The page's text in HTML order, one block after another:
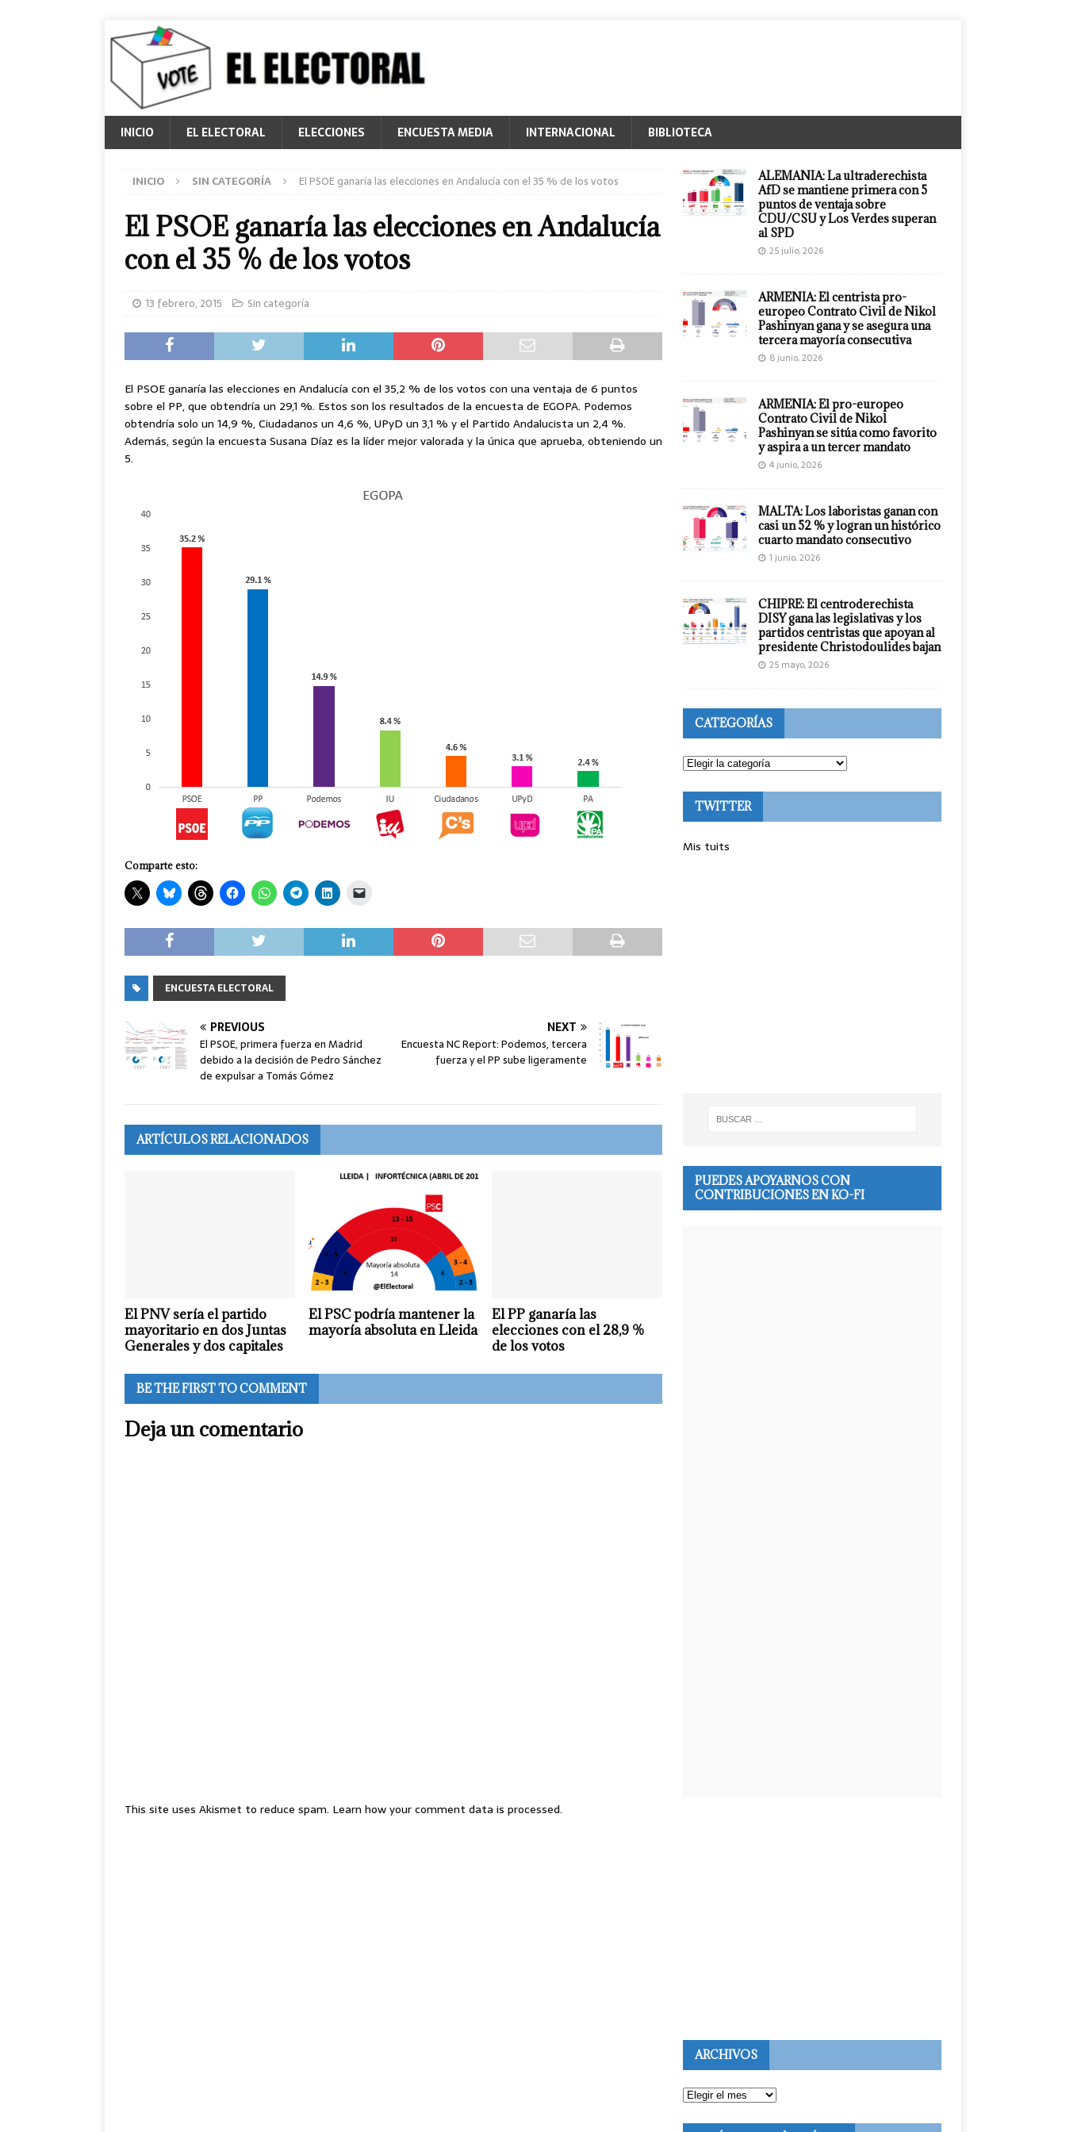
INICIO EL ELECTORAL ELECCIONES ENCUESTA MEDIA INTERNACIONAL BIBLIOTECA
INICIO SIN CATEGORÍA El PSOE ganaría las elecciones en Andalucía con el 35 % de los votos
El PSOE ganaría las elecciones en Andalucía
con el 35 % de los votos
13 febrero, 2015 Sin categoría
El PSOE ganaría las elecciones en Andalucía con el 35,2 % de los votos con una ventaja de 6 puntos
sobre el PP, que obtendría un 29,1 %. Estos son los resultados de la encuesta de EGOPA. Podemos
obtendría solo un 14,9 %, Ciudadanos un 4,6 %, UPyD un 3,1 % y el Partido Andalucista un 2,4 %.
Además, según la encuesta Susana Díaz es la líder mejor valorada y la única que aprueba, obteniendo un
5.
Comparte esto:
ENCUESTA ELECTORAL
PREVIOUS
El PSOE, primera fuerza en Madrid
debido a la decisión de Pedro Sánchez
de expulsar a Tomás Gómez
NEXT
Encuesta NC Report: Podemos, tercera
fuerza y el PP sube ligeramente
ARTÍCULOS RELACIONADOS
El PNV sería el partido
mayoritario en dos Juntas
Generales y dos capitales
El PSC podría mantener la
mayoría absoluta en Lleida
El PP ganaría las
elecciones con el 28,9 %
de los votos
BE THE FIRST TO COMMENT
Deja un comentario
This site uses Akismet to reduce spam. Learn how your comment data is processed.
ALEMANIA: La ultraderechista
AfD se mantiene primera con 5
puntos de ventaja sobre
CDU/CSU y Los Verdes superan
al SPD
25 julio, 2026
ARMENIA: El centrista pro-
europeo Contrato Civil de Nikol
Pashinyan gana y se asegura una
tercera mayoría consecutiva
8 junio, 2026
ARMENIA: El pro-europeo
Contrato Civil de Nikol
Pashinyan se sitúa como favorito
y aspira a un tercer mandato
4 junio, 2026
MALTA: Los laboristas ganan con
casi un 52 % y logran un histórico
cuarto mandato consecutivo
1 junio, 2026
CHIPRE: El centroderechista
DISY gana las legislativas y los
partidos centristas que apoyan al
presidente Christodoulides bajan
25 mayo, 2026
CATEGORÍAS
TWITTER
Mis tuits
PUEDES APOYARNOS CON
CONTRIBUCIONES EN KO-FI
ARCHIVOS